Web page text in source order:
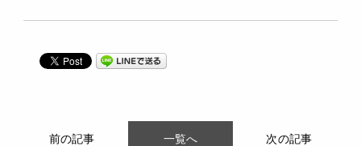
前の記事 一覧へ 次の記事